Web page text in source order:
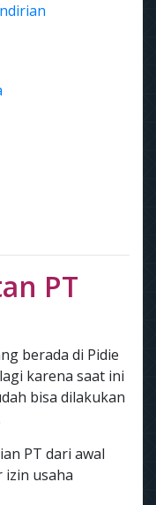
PT
berada di Pidie
karena saat ini
bisa dilakukan
PT dari awal
izin usaha